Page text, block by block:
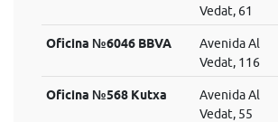
Vedat, 61
Oficina №6046 BBVA
Avenida Al
Vedat, 116
Oficina №568 Kutxa
Avenida Al
Vedat, 55